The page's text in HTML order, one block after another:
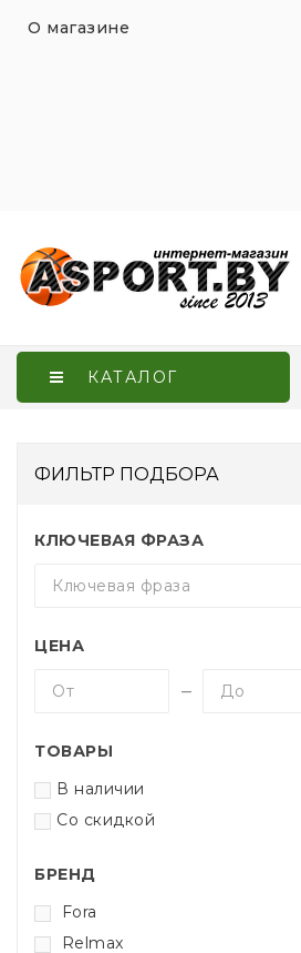
О магазине
КАТАЛОГ
ФИЛЬТР ПОДБОРА
КЛЮЧЕВАЯ ФРАЗА
ЦЕНА
ТОВАРЫ
В наличии
Со скидкой
БРЕНД
Fora
Relmax